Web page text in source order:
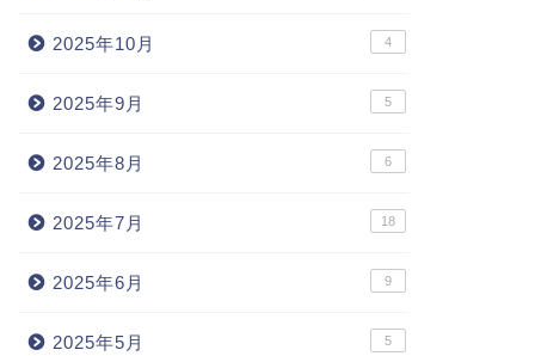
2025年10月 4
2025年9月 5
2025年8月 6
2025年7月 18
2025年6月 9
2025年5月 5